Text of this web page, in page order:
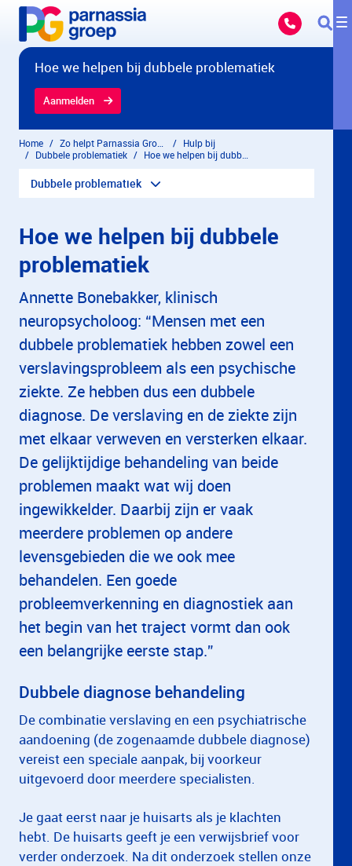
Overslaan en naar hoofdinhoud gaan
Hoe we helpen bij dubbele problematiek
Aanmelden
Home
Hulp bij
Dubbele problematiek
Dubbele problematiek
Hoe we helpen bij dubbele
problematiek
Annette Bonebakker, klinisch
neuropsycholoog: “Mensen met een
dubbele problematiek hebben zowel een
verslavingsprobleem als een psychische
ziekte. Ze hebben dus een dubbele
diagnose. De verslaving en de ziekte zijn
met elkaar verweven en versterken elkaar.
De gelijktijdige behandeling van beide
problemen maakt wat wij doen
ingewikkelder. Daarbij zijn er vaak
meerdere problemen op andere
levensgebieden die we ook mee
behandelen. Een goede
probleemverkenning en diagnostiek aan
het begin van het traject vormt dan ook
een belangrijke eerste stap.”
Dubbele diagnose behandeling
De combinatie verslaving en een psychiatrische
aandoening (de zogenaamde dubbele diagnose)
vereist een speciale aanpak, bij voorkeur
uitgevoerd door meerdere specialisten.
Je gaat eerst naar je huisarts als je klachten
hebt. De huisarts geeft je een verwijsbrief voor
verder onderzoek. Na dit onderzoek stellen onze